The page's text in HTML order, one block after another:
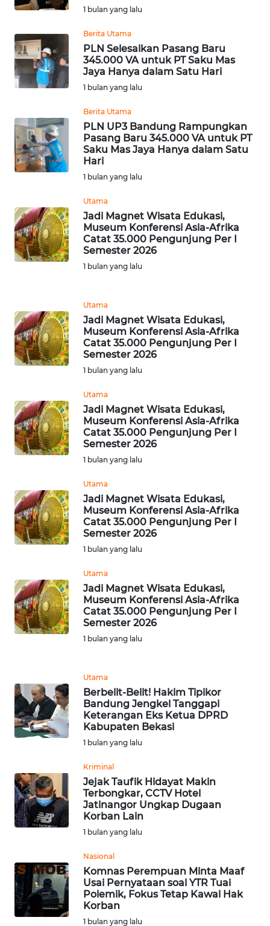
1 bulan yang lalu
Berita Utama
PLN Selesaikan Pasang Baru
345.000 VA untuk PT Saku Mas
Jaya Hanya dalam Satu Hari
1 bulan yang lalu
Berita Utama
PLN UP3 Bandung Rampungkan
Pasang Baru 345.000 VA untuk PT
Saku Mas Jaya Hanya dalam Satu
Hari
1 bulan yang lalu
Utama
Jadi Magnet Wisata Edukasi,
Museum Konferensi Asia-Afrika
Catat 35.000 Pengunjung Per I
Semester 2026
1 bulan yang lalu
Utama
Jadi Magnet Wisata Edukasi,
Museum Konferensi Asia-Afrika
Catat 35.000 Pengunjung Per I
Semester 2026
1 bulan yang lalu
Utama
Jadi Magnet Wisata Edukasi,
Museum Konferensi Asia-Afrika
Catat 35.000 Pengunjung Per I
Semester 2026
1 bulan yang lalu
Utama
Jadi Magnet Wisata Edukasi,
Museum Konferensi Asia-Afrika
Catat 35.000 Pengunjung Per I
Semester 2026
1 bulan yang lalu
Utama
Jadi Magnet Wisata Edukasi,
Museum Konferensi Asia-Afrika
Catat 35.000 Pengunjung Per I
Semester 2026
1 bulan yang lalu
Utama
Berbelit-Belit! Hakim Tipikor
Bandung Jengkel Tanggapi
Keterangan Eks Ketua DPRD
Kabupaten Bekasi
1 bulan yang lalu
Kriminal
Jejak Taufik Hidayat Makin
Terbongkar, CCTV Hotel
Jatinangor Ungkap Dugaan
Korban Lain
1 bulan yang lalu
Nasional
Komnas Perempuan Minta Maaf
Usai Pernyataan soal YTR Tuai
Polemik, Fokus Tetap Kawal Hak
Korban
1 bulan yang lalu
NTT
WN
KEPRI
WN
PAPUA
WN
PAPUA
WN
RIAU
WN
JAMBI
WN
SULTRA
NTB
WN
SULTENG
SULBAR
WN
BABEL
SUMBAR
WN
SUMSEL
WN
LAMPUNG
WN
NUSANTARA
WN
JATIM